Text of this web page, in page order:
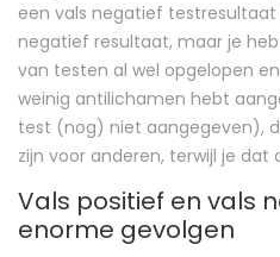
een vals negatief
negatief resultaat, maar je
van testen al wel opgelopen
weinig antilichamen hebt
test (nog) niet aangegeven),
zijn voor anderen, terwijl je dat
Vals positief en vals
enorme gevolgen